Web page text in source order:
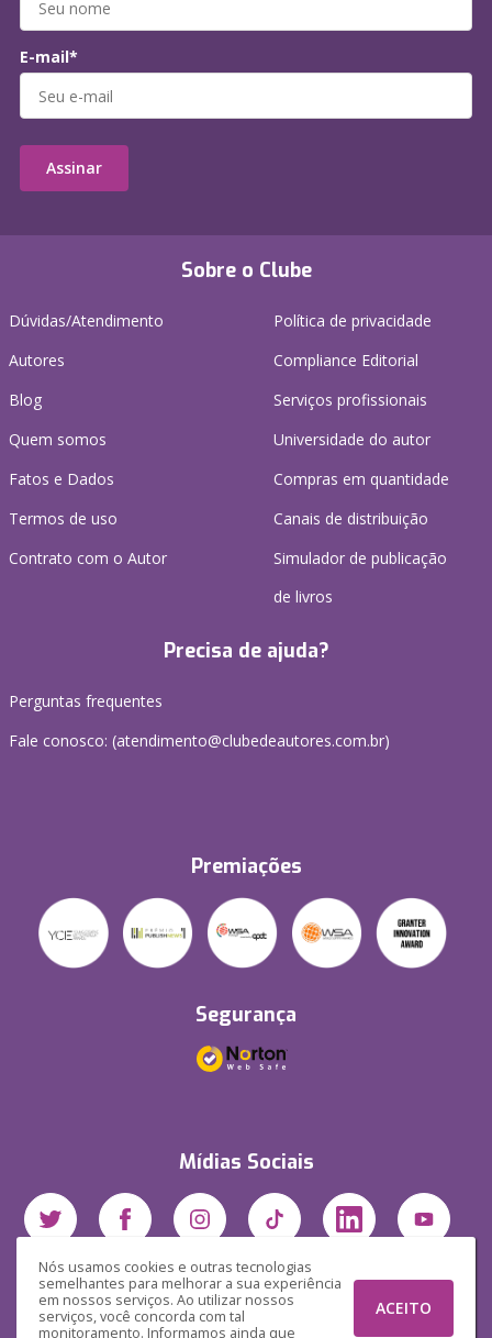
Nós usamos cookies e outras tecnologias
semelhantes para melhorar a sua experiência
em nossos serviços. Ao utilizar nossos
serviços, você concorda com tal
monitoramento. Informamos ainda que
ACEITO
Sobre o Clube
Dúvidas/Atendimento
Autores
Blog
Quem somos
Fatos e Dados
Termos de uso
Contrato com o Autor
Política de privacidade
Compliance Editorial
Serviços profissionais
Universidade do autor
Compras em quantidade
Canais de distribuição
Simulador de publicação
de livros
Precisa de ajuda?
Perguntas frequentes
Fale conosco: (atendimento@clubedeautores.com.br)
Premiações
Segurança
Mídias Sociais
E-mail*
Assinar